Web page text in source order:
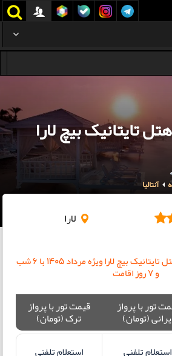
مهرآباد؟
و تجربیات جذاب
و خیابانی دبی
هتل تایتانیک بیچ لارا
آنتالیا
لارا
شروع قیمت تور آنتالیا هتل تایتانیک بیچ لارا ویژه مرداد ۱۴۰۵ با 6 شب
و 7 روز اقامت
تور با پرواز
(تومان)
قیمت تور با پرواز
ترک (تومان)
استعلام تلفنی
استعلام تلفنی